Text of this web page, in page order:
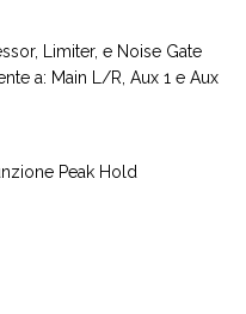
Limiter, e Noise Gate
a: Main L/R, Aux 1 e Aux
Peak Hold